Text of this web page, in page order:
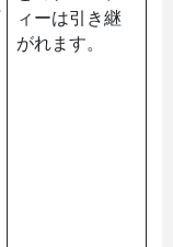
ィーは引き継
がれます。